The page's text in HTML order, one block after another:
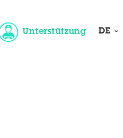
Unterstützung DE